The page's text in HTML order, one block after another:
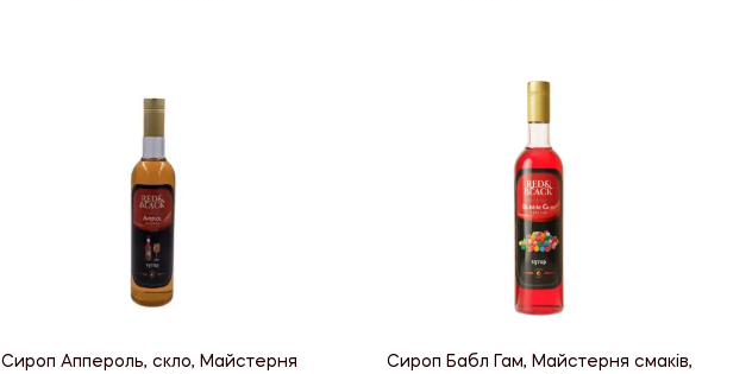
Сироп Аппероль, скло, Майстерня
Сироп Бабл Гам, Майстерня смаків,